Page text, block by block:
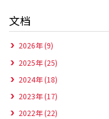
文档
2026年 (9)
2025年 (25)
2024年 (18)
2023年 (17)
2022年 (22)